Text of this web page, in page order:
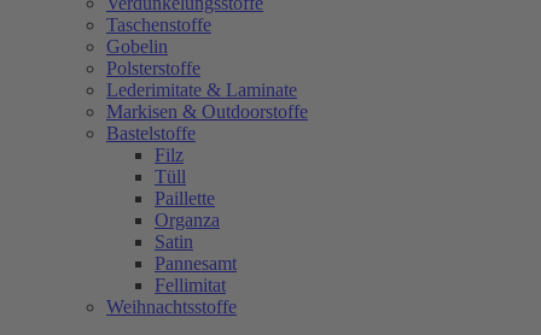
Taschenstoffe
Gobelin
Polsterstoffe
Lederimitate & Laminate
Markisen & Outdoorstoffe
Bastelstoffe
Filz
Tüll
Paillette
Organza
Satin
Pannesamt
Fellimitat
Weihnachtsstoffe